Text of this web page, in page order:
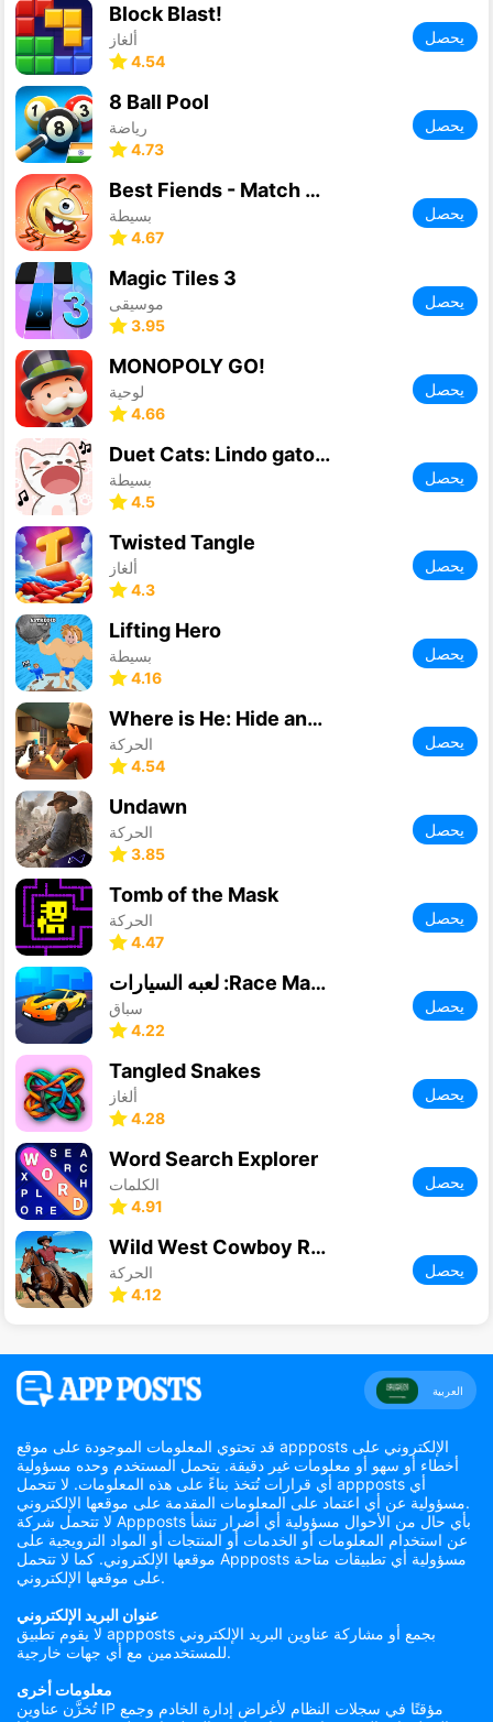
Block Blast!
ألغاز
4.54
يحصل
8 Ball Pool
رياضة
4.73
يحصل
Best Fiends - Match 3 Puzzles
بسيطة
4.67
يحصل
Magic Tiles 3
موسيقى
3.95
يحصل
MONOPOLY GO!
لوحية
4.66
يحصل
Duet Cats: Lindo gato juego
بسيطة
4.5
يحصل
Twisted Tangle
ألغاز
4.3
يحصل
Lifting Hero
بسيطة
4.16
يحصل
Where is He: Hide and Seek
الحركة
4.54
يحصل
Undawn
الحركة
3.85
يحصل
Tomb of the Mask
الحركة
4.47
يحصل
لعبه السيارات :Race Master 3D
سباق
4.22
يحصل
Tangled Snakes
ألغاز
4.28
يحصل
Word Search Explorer
الكلمات
4.91
يحصل
Wild West Cowboy Redemption
الحركة
4.12
يحصل
العربية
قد تحتوي المعلومات الموجودة على موقع appposts الإلكتروني على
أخطاء أو سهو أو معلومات غير دقيقة. يتحمل المستخدم وحده مسؤولية
أي قرارات تُتخذ بناءً على هذه المعلومات. لا تتحمل appposts أي
مسؤولية عن أي اعتماد على المعلومات المقدمة على موقعها الإلكتروني.
لا تتحمل شركة Appposts بأي حال من الأحوال مسؤولية أي أضرار تنشأ
عن استخدام المعلومات أو الخدمات أو المنتجات أو المواد الترويجية على
موقعها الإلكتروني. كما لا تتحمل Appposts مسؤولية أي تطبيقات متاحة
على موقعها الإلكتروني.
عنوان البريد الإلكتروني
لا يقوم تطبيق appposts بجمع أو مشاركة عناوين البريد الإلكتروني
للمستخدمين مع أي جهات خارجية.
معلومات أخرى
تُخزَّن عناوين IP مؤقتًا في سجلات النظام لأغراض إدارة الخادم وجمع